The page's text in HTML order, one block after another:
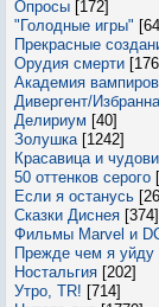
Опросы [172]
"Голодные игры"
Прекрасные
Орудия смерти
Академия вампиров
Дивергент/
Делириум [40]
Золушка [1242]
Красавица и
50 оттенков серого
Если я останусь
Сказки Диснея [374]
Фильмы Marvel и
Прежде чем я уйду
Ностальгия [202]
Утро, TR! [714]